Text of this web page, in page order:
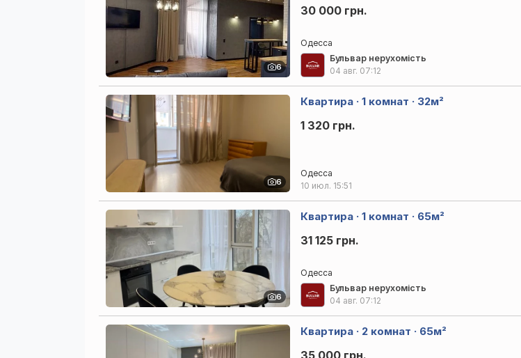
6
30 000 грн.
Одесса
Бульвар нерухомість
04 авг. 07:12
6
Квартира · 1 комнат · 32м²
1 320 грн.
Одесса
10 июл. 15:51
6
Квартира · 1 комнат · 65м²
31 125 грн.
Одесса
Бульвар нерухомість
04 авг. 07:12
Квартира · 2 комнат · 65м²
35 000 грн.